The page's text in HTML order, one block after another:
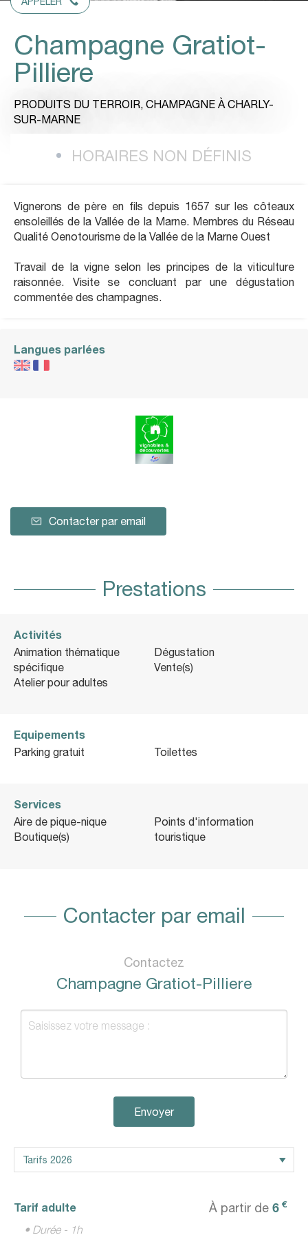
Champagne Gratiot-
Pilliere
PRODUITS DU TERROIR, CHAMPAGNE À CHARLY-
SUR-MARNE
HORAIRES NON DÉFINIS
Vignerons de père en fils depuis 1657 sur les côteaux
ensoleillés de la Vallée de la Marne. Membres du Réseau
Qualité Oenotourisme de la Vallée de la Marne Ouest
Travail de la vigne selon les principes de la viticulture
raisonnée. Visite se concluant par une dégustation
commentée des champagnes.
Langues parlées
Contacter par email
Prestations
Activités
Animation thématique
spécifique
Atelier pour adultes
Dégustation
Vente(s)
Equipements
Parking gratuit Toilettes
Services
Aire de pique-nique
Boutique(s)
Points d'information
touristique
Contacter par email
Contactez
Champagne Gratiot-Pilliere
Envoyer
Tarif adulte À partir de 6 €
• Durée - 1h